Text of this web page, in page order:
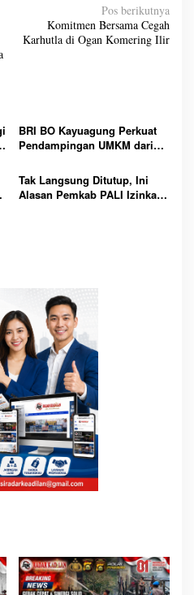
Pos berikutnya
Komitmen Bersama Cegah
Karhutla di Ogan Komering Ilir
BRI BO Kayuagung Perkuat
Pendampingan UMKM dari
Sebagai Mitra Penggerak
Ekonomi Kerakyatan
Tak Langsung Ditutup, Ini
Alasan Pemkab PALI Izinkan